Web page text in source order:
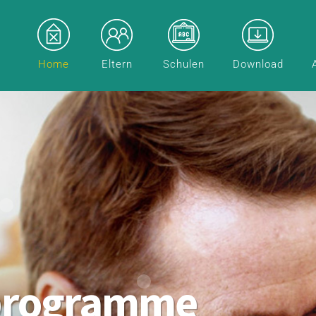
Home Eltern Schulen Download